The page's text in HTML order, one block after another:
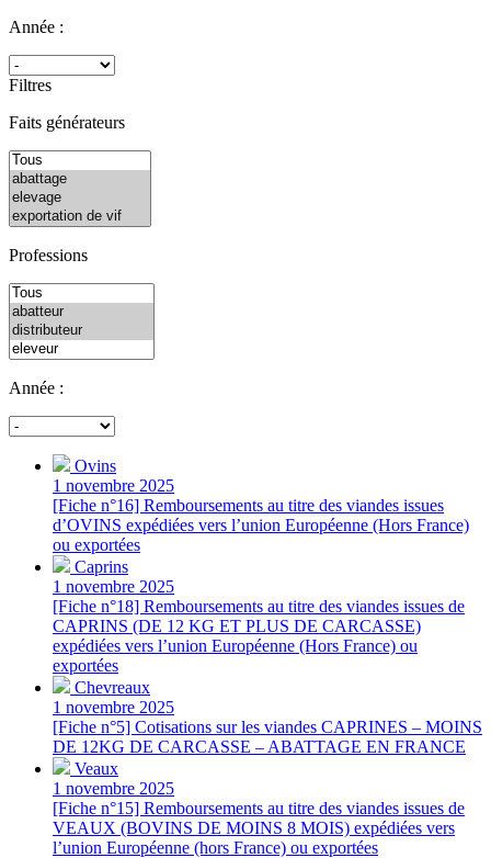
Année :
Filtres
Faits générateurs
Professions
Année :
Ovins
1 novembre 2025
[Fiche n°16] Remboursements au titre des viandes issues
d’OVINS expédiées vers l’union Européenne (Hors France)
ou exportées
Caprins
1 novembre 2025
[Fiche n°18] Remboursements au titre des viandes issues de
CAPRINS (DE 12 KG ET PLUS DE CARCASSE)
expédiées vers l’union Européenne (Hors France) ou
exportées
Chevreaux
1 novembre 2025
[Fiche n°5] Cotisations sur les viandes CAPRINES – MOINS
DE 12KG DE CARCASSE – ABATTAGE EN FRANCE
Veaux
1 novembre 2025
[Fiche n°15] Remboursements au titre des viandes issues de
VEAUX (BOVINS DE MOINS 8 MOIS) expédiées vers
l’union Européenne (hors France) ou exportées